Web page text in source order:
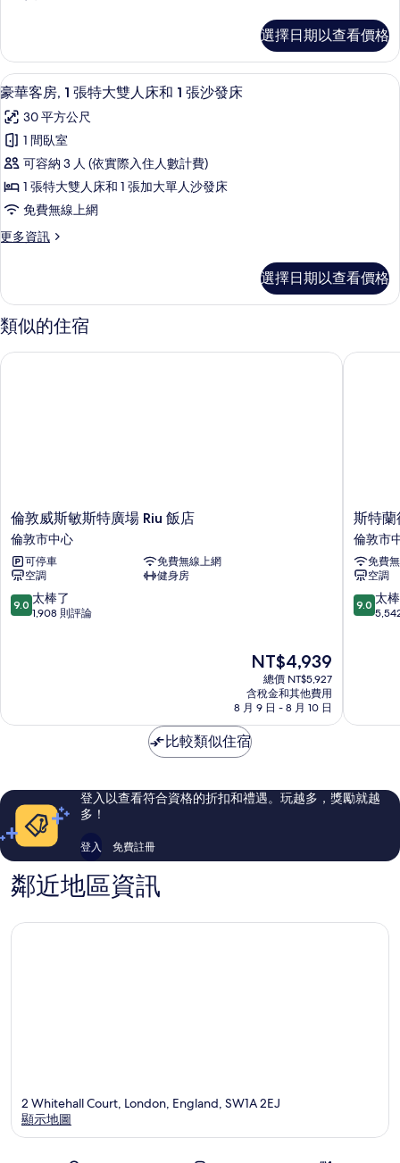
房
的
所
有
相
片
特
大
床
的
詳
選擇日期以查看價格
顯
示
豪
華
客
房,
張
大
雙
人
床
的
所
有
相
片
埃及棉床單、高級寢具、記憶床墊、
5
豪華客房, 1 張特大雙人床和 1 張沙發床
30 平方公尺
1 間臥室
可容納 3 人 (依實際入住人數計費)
1 張特大雙人床和 1 張加大單人沙發床
免費無線上網
更多資訊
更
客
房,
1
特
的
選擇日期以查看價格
類似的住宿
倫
敦
威
斯
敏
斯
特
敦
倫敦威斯敏斯特廣場 Riu 飯店
倫敦市中心
可停車
免費無線上網
空調
健身房
9.0
分，
了，
論
9.0 太棒了
1,908 則評論
現
價
格
為
NT$4,939
NT$4,939
總價 NT$5,927
含稅金和其他費用
8 月 9 日 - 8 月 10 日
倫敦威斯敏斯特廣場 Riu 飯店
斯
特
蘭
德
皇
宮
飯
斯特蘭
倫敦市
免費
空調
9.0
分，
了，
論
9.0 太
斯特蘭
比較類似住宿
登入以查看符合資格的折扣和禮遇。玩越多，獎勵就越
多！
登入 免費註冊
鄰近地區資訊
2 Whitehall Court, London, England, SW1A 2EJ
顯示地圖